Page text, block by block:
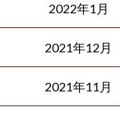
2022年1月
2021年12月
2021年11月